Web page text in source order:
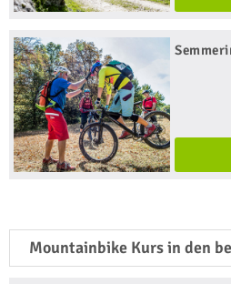
Mountainbike Kurs in den